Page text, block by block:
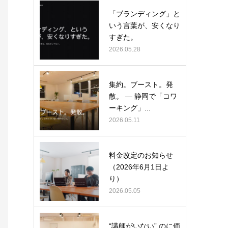
「ブランディング」と
いう言葉が、安くなり
すぎた。
2026.05.28
集約。ブースト。発
散。 ― 静岡で「コワ
ーキング」...
2026.05.11
料金改定のお知らせ
（2026年6月1日よ
り）
2026.05.05
“講師がいない” のに価